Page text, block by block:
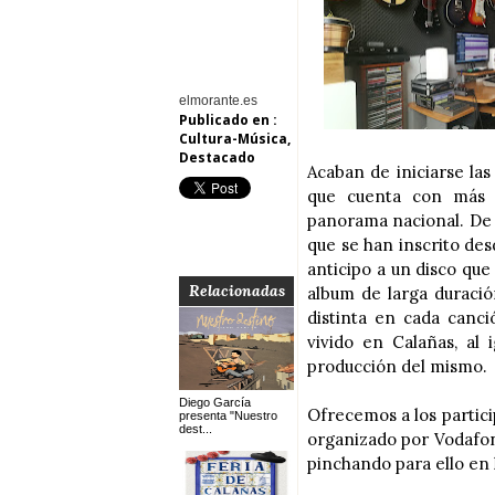
elmorante.es
Publicado en :
Cultura-Música,
Destacado
Relacionadas
Diego García
presenta "Nuestro
dest...
Acaban de iniciarse
que cuenta con
panorama nacional.
que se han inscrito
anticipo a un disco
album de larga
distinta en cada
vivido en Calañas, al
producción del mismo.
Ofrecemos a los
organizado por
pinchando para ello